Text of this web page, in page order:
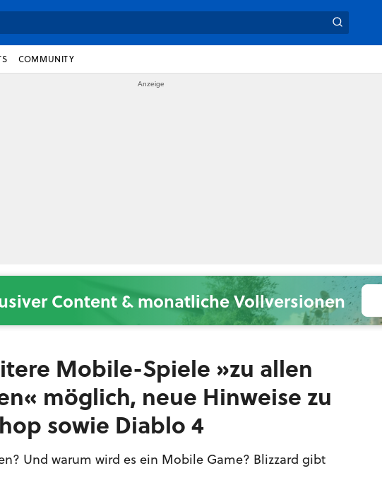
COMMUNITY
Content & monatliche Vollversionen
Mobile-Spiele »zu allen
möglich, neue Hinweise zu
sowie Diablo 4
Und warum wird es ein Mobile Game? Blizzard gibt